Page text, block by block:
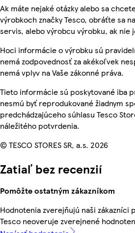
Ak máte nejaké otázky alebo sa
výrobkoch značky Tesco, obráťte sa
servis, alebo výrobcu výrobku, ak nie
Hoci informácie o výrobku sú
nemá zodpovednosť za akékoľvek
nemá vplyv na Vaše zákonné práva.
Tieto informácie sú poskytované iba
nesmú byť reprodukované žiadnym
predchádzajúceho súhlasu Tesco
náležitého potvrdenia.
© TESCO STORES SR, a.s. 2026
Zatiaľ bez recenzií
Pomôžte ostatným zákazníkom
Hodnotenia zverejňujú naši zákazníci
Tesco neoveruje zverejnené